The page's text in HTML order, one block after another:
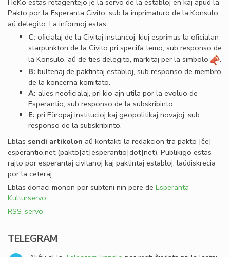
HeKo estas retagentejo je la servo de la establoj en kaj apud la
Pakto por la Esperanta Civito, sub la imprimaturo de la Konsulo
aŭ delegito. La informoj estas:
C: oﬁcialaj de la Civitaj instancoj, kiuj esprimas la oﬁcialan
starpunkton de la Civito pri specifa temo, sub responso de
la Konsulo, aŭ de ties delegito, markitaj per la simbolo
.
B: bultenaj de paktintaj establoj, sub responso de membro
de la koncerna komitato.
A: alies neoﬁcialaj, pri kio ajn utila por la evoluo de
Esperantio, sub responso de la subskribinto.
E: pri Eŭropaj institucioj kaj geopolitikaj novaĵoj, sub
responso de la subskribinto.
Eblas sendi artikolon aŭ kontakti la redakcion tra pakto [ĉe]
esperantio.net(pakto[at]esperantio[dot]net). Publikigo estas
rajto por esperantaj civitanoj kaj paktintaj establoj, laŭdiskrecia
por la ceteraj.
Eblas donaci monon por subteni nin pere de Esperanta
Kulturservo.
RSS-servo
TELEGRAM